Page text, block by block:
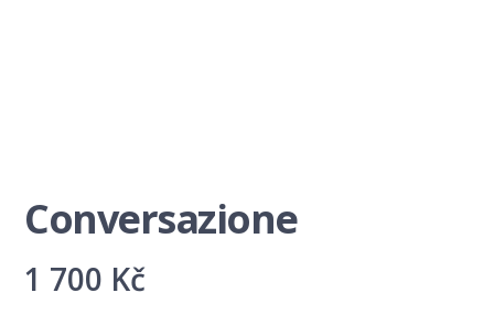
Conversazione
1 700 Kč